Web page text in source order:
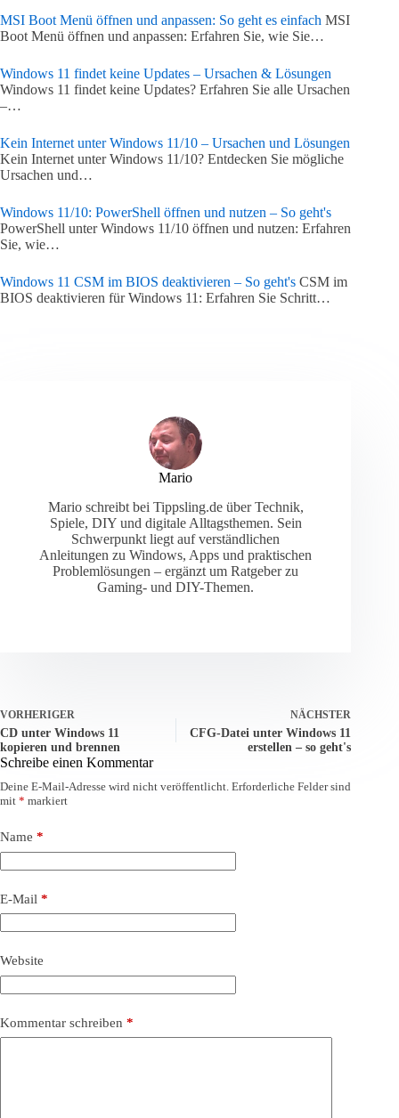
MSI Boot Menü öffnen und anpassen: So geht es einfach MSI
Boot Menü öffnen und anpassen: Erfahren Sie, wie Sie…
Windows 11 findet keine Updates – Ursachen & Lösungen
Windows 11 findet keine Updates? Erfahren Sie alle Ursachen
–…
Kein Internet unter Windows 11/10 – Ursachen und Lösungen
Kein Internet unter Windows 11/10? Entdecken Sie mögliche
Ursachen und…
Windows 11/10: PowerShell öffnen und nutzen – So geht's
PowerShell unter Windows 11/10 öffnen und nutzen: Erfahren
Sie, wie…
Windows 11 CSM im BIOS deaktivieren – So geht's CSM im
BIOS deaktivieren für Windows 11: Erfahren Sie Schritt…
Mario
Mario schreibt bei Tippsling.de über Technik,
Spiele, DIY und digitale Alltagsthemen. Sein
Schwerpunkt liegt auf verständlichen
Anleitungen zu Windows, Apps und praktischen
Problemlösungen – ergänzt um Ratgeber zu
Gaming- und DIY-Themen.
VORHERIGER
CD unter Windows 11
kopieren und brennen
NÄCHSTER
CFG-Datei unter Windows 11
erstellen – so geht's
Schreibe einen Kommentar
Deine E-Mail-Adresse wird nicht veröffentlicht. Erforderliche Felder sind
mit * markiert
Name *
E-Mail *
Website
Kommentar schreiben *